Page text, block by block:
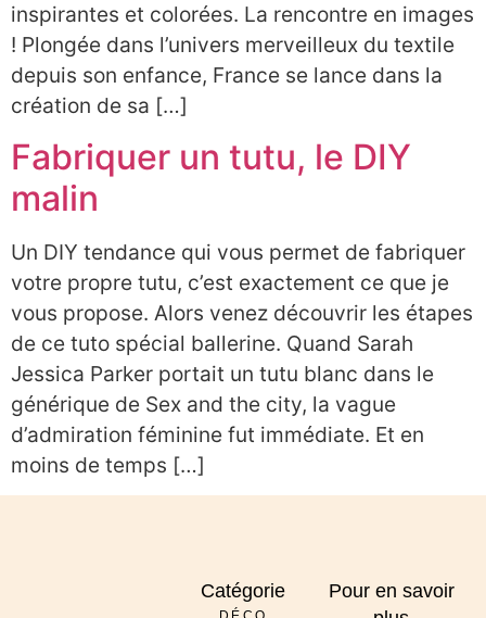
inspirantes et colorées. La rencontre en images
! Plongée dans l’univers merveilleux du textile
depuis son enfance, France se lance dans la
création de sa […]
Fabriquer un tutu, le DIY
malin
Un DIY tendance qui vous permet de fabriquer
votre propre tutu, c’est exactement ce que je
vous propose. Alors venez découvrir les étapes
de ce tuto spécial ballerine. Quand Sarah
Jessica Parker portait un tutu blanc dans le
générique de Sex and the city, la vague
d’admiration féminine fut immédiate. Et en
moins de temps […]
Catégorie
Pour en savoir